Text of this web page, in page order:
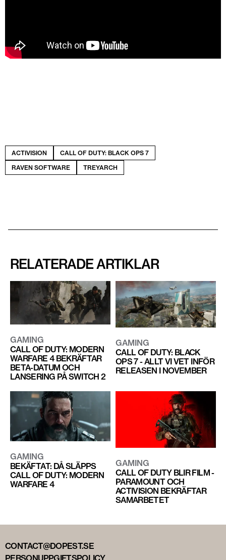
ACTIVISION
CALL OF DUTY: BLACK OPS 7
RAVEN SOFTWARE
TREYARCH
RELATERADE ARTIKLAR
GAMING
CALL OF DUTY: MODERN
WARFARE 4 BEKRÄFTAR
BETA-DATUM OCH
LANSERING PÅ SWITCH 2
GAMING
CALL OF DUTY: BLACK
OPS 7 - ALLT VI VET INFÖR
RELEASEN I NOVEMBER
GAMING
BEKÄFTAT: DÅ SLÄPPS
CALL OF DUTY: MODERN
WARFARE 4
GAMING
CALL OF DUTY BLIR FILM -
PARAMOUNT OCH
ACTIVISION BEKRÄFTAR
SAMARBETET
CONTACT@DOPEST.SE